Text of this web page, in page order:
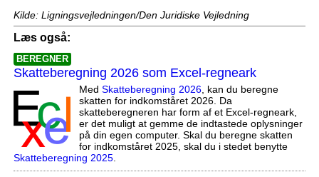
Kilde: Ligningsvejledningen/Den Juridiske Vejledning
Læs også:
BEREGNER
Skatteberegning 2026 som Excel-regneark
Med Skatteberegning 2026, kan du beregne
skatten for indkomståret 2026. Da
skatteberegneren har form af et Excel-regneark,
er det muligt at gemme de indtastede oplysninger
på din egen computer. Skal du beregne skatten
for indkomståret 2025, skal du i stedet benytte
Skatteberegning 2025.